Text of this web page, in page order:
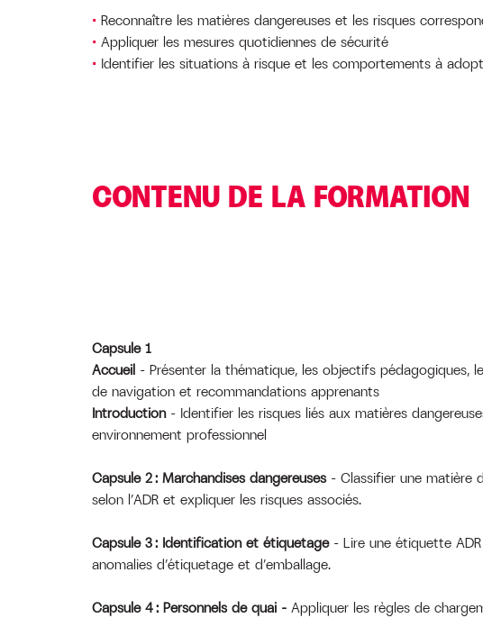
Reconnaître les matières dangereuses et les risques
Appliquer les mesures quotidiennes de sécurité
Identifier les situations à risque et les comportements à
CONTENU DE LA FORMATION
Capsule 1
Accueil – Présenter la thématique, les objectifs pédagogiques,
de navigation et recommandations apprenants
Introduction– Identifier les risques liés aux matières
environnement professionnel
Capsule2 : Marchandises dangereuses – Classifier une matière
selon l’ADR et expliquer les risques associés.
Capsule 3: Identification et étiquetage – Lire une étiquette
anomalies d’étiquetage et d’emballage.
Capsule 4: Personnels de quai – Appliquer les règles de